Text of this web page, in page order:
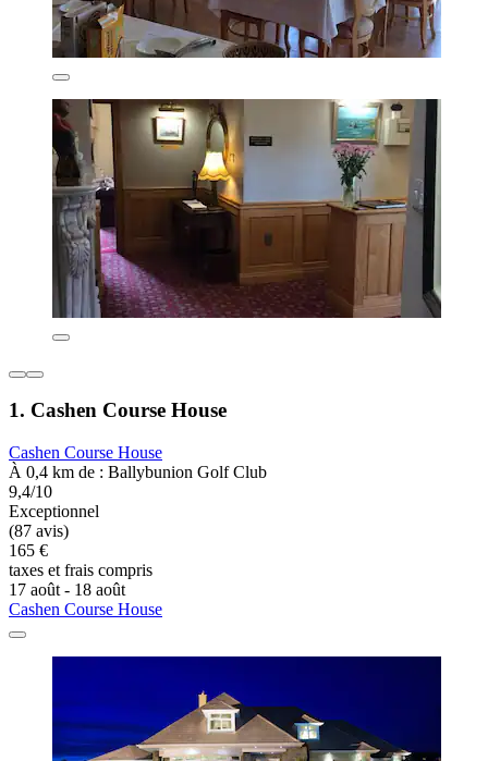
1. Cashen Course House
Cashen Course House
À 0,4 km de : Ballybunion Golf Club
9,4/10
Exceptionnel
(87 avis)
165 €
taxes et frais compris
17 août - 18 août
Cashen Course House